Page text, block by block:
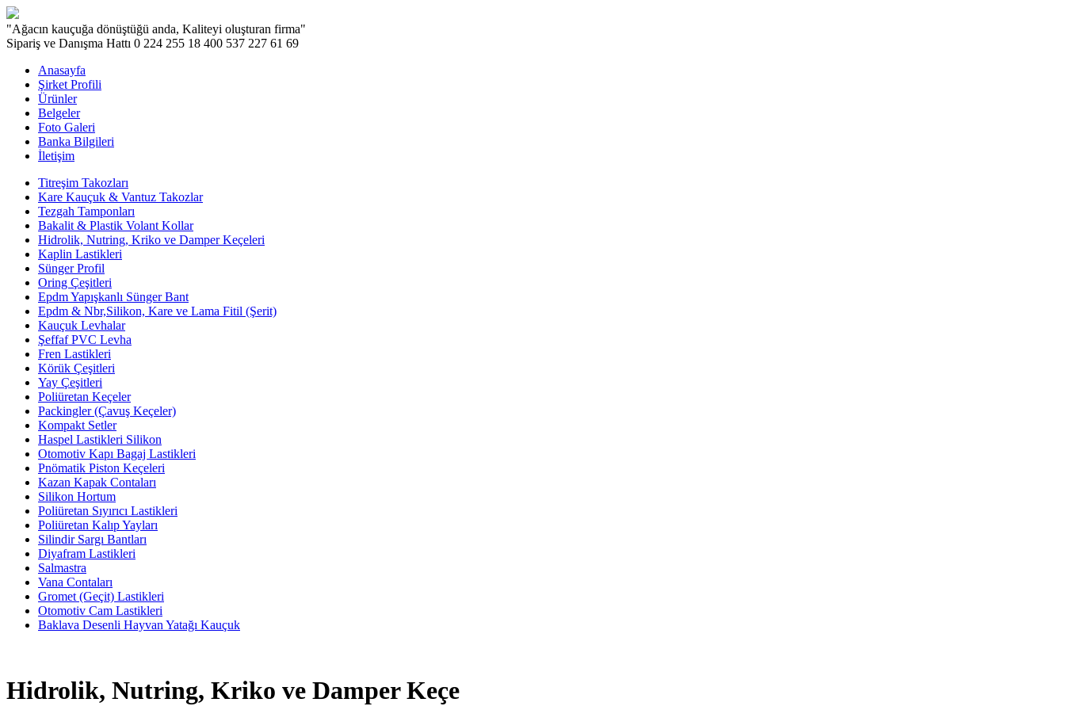
"Ağacın kauçuğa dönüştüğü anda, Kaliteyi oluşturan firma"
Sipariş ve Danışma Hattı 0 224 255 18 400 537 227 61 69
Anasayfa
Şirket Profili
Ürünler
Belgeler
Foto Galeri
Banka Bilgileri
İletişim
Titreşim Takozları
Kare Kauçuk & Vantuz Takozlar
Tezgah Tamponları
Bakalit & Plastik Volant Kollar
Hidrolik, Nutring, Kriko ve Damper Keçeleri
Kaplin Lastikleri
Sünger Profil
Oring Çeşitleri
Epdm Yapışkanlı Sünger Bant
Epdm & Nbr,Silikon, Kare ve Lama Fitil (Şerit)
Kauçuk Levhalar
Şeffaf PVC Levha
Fren Lastikleri
Körük Çeşitleri
Yay Çeşitleri
Poliüretan Keçeler
Packingler (Çavuş Keçeler)
Kompakt Setler
Haspel Lastikleri Silikon
Otomotiv Kapı Bagaj Lastikleri
Pnömatik Piston Keçeleri
Kazan Kapak Contaları
Silikon Hortum
Poliüretan Sıyırıcı Lastikleri
Poliüretan Kalıp Yayları
Silindir Sargı Bantları
Diyafram Lastikleri
Salmastra
Vana Contaları
Gromet (Geçit) Lastikleri
Otomotiv Cam Lastikleri
Baklava Desenli Hayvan Yatağı Kauçuk
Hidrolik, Nutring, Kriko ve Damper Keçe